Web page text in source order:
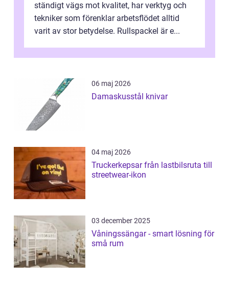
ständigt vägs mot kvalitet, har verktyg och
tekniker som förenklar arbetsflödet alltid
varit av stor betydelse. Rullspackel är e...
06 maj 2026
Damaskusstål knivar
04 maj 2026
Truckerkepsar från lastbilsruta till
streetwear-ikon
03 december 2025
Våningssängar - smart lösning för
små rum